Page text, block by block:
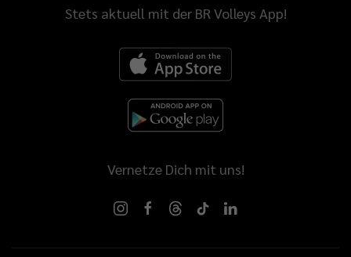
Stets aktuell mit der BR Volleys App!
Vernetze Dich mit uns!